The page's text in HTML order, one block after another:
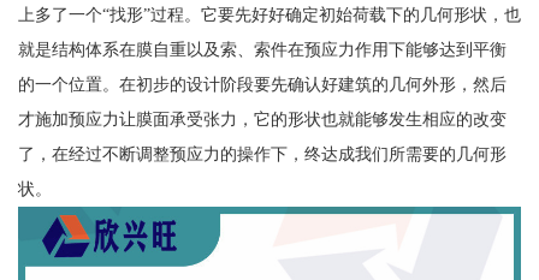
上多了一个“找形”过程。它要先好好确定初始荷载下的几何形状，也
就是结构体系在膜自重以及索、索件在预应力作用下能够达到平衡
的一个位置。在初步的设计阶段要先确认好建筑的几何外形，然后
才施加预应力让膜面承受张力，它的形状也就能够发生相应的改变
了，在经过不断调整预应力的操作下，终达成我们所需要的几何形
状。